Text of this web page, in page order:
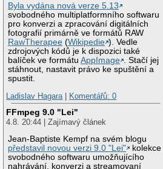
Byla vydána nová verze 5.13
svobodného multiplatformního softwaru
pro konverzi a zpracování digitálních
fotografií primárně ve formátů RAW
RawTherapee (Wikipedie ). Vedle
zdrojových kódů je k dispozici také
balíček ve formátuAppImage
. Stačí jej
stáhnout, nastavit právo ke spuštění a
spustit.
Ladislav Hagara| Komentářů: 0
FFmpeg 9.0 "Lei"
4.8. 20:44 | Zajímavý článek
Jean-Baptiste Kempf na svém blogu
představil novou verzi 9.0 "Lei"
kolekce
svobodného softwaru umožňujícího
nahrávání, konverzi a streamovaní